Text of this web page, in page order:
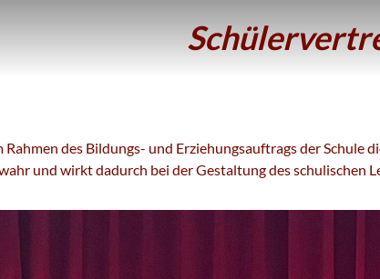
Rahmen des Bildungs- und Erziehungsauftrags der Schule
und wirkt dadurch bei der Gestaltung des schulischen